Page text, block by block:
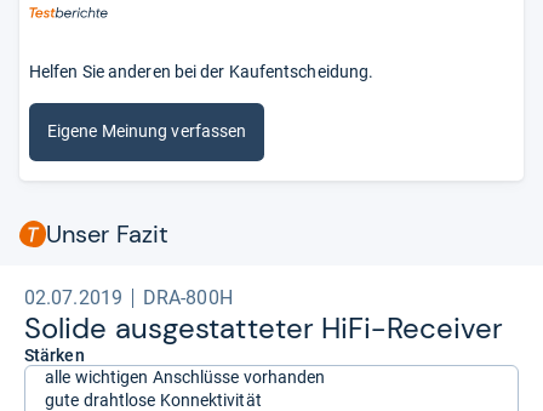
Helfen Sie anderen bei der Kaufentscheidung.
Eigene Meinung verfassen
Unser Fazit
02.07.2019 DRA-800H
Solide aus­ge­stat­te­ter HiFi-​Recei­ver
Stärken
alle wichtigen Anschlüsse vorhanden
gute drahtlose Konnektivität